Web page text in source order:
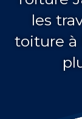
les
toiture à